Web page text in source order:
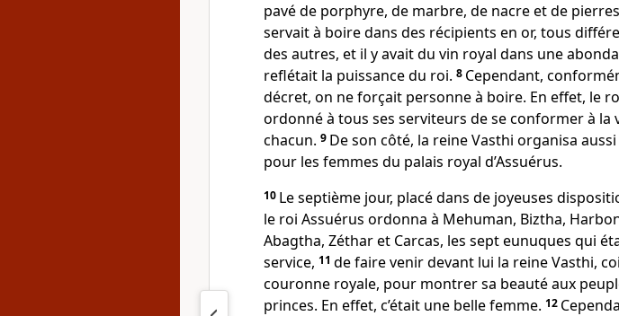
pavé de porphyre, de marbre, de nacre et de
servait à boire dans des récipients en or, tous
des autres, et il y avait du vin royal dans une
reflétait la puissance du roi. 8 Cependant,
décret, on ne forçait personne à boire. En effet, le
ordonné à tous ses serviteurs de se conformer à la
chacun. 9 De son côté, la reine Vasthi organisa
pour les femmes du palais royal d’Assuérus.
10 Le septième jour, placé dans de joyeuses
le roi Assuérus ordonna à Mehuman, Biztha,
Abagtha, Zéthar et Carcas, les sept eunuques qui
service, 11 de faire venir devant lui la reine Vasthi,
couronne royale, pour montrer sa beauté aux
princes. En effet, c’était une belle femme. 12